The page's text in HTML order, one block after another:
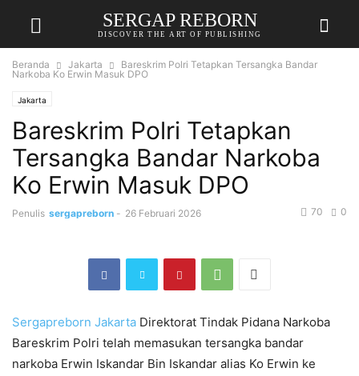
SERGAP REBORN
DISCOVER THE ART OF PUBLISHING
Beranda Jakarta
Bareskrim Polri Tetapkan Tersangka Bandar
Narkoba Ko Erwin Masuk DPO
Jakarta
Bareskrim Polri Tetapkan
Tersangka Bandar Narkoba
Ko Erwin Masuk DPO
Penulis sergapreborn - 26 Februari 2026 0
70
Sergapreborn Jakarta Direktorat Tindak Pidana Narkoba
Bareskrim Polri telah memasukan tersangka bandar
narkoba Erwin Iskandar Bin Iskandar alias Ko Erwin ke